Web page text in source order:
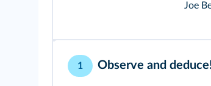
Joe
1 Observe and